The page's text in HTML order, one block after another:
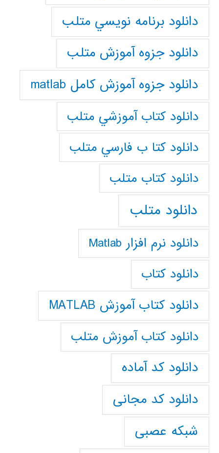
دانلود برنامه نويسي متلب
دانلود جزوه آموزش متلب
دانلود جزوه آموزش کامل matlab
دانلود كتاب آموزشي متلب
دانلود كتا ب فارسي متلب
دانلود كتاب متلب
دانلود متلب
دانلود نرم افزار Matlab
دانلود کتاب
دانلود کتاب آموزش MATLAB
دانلود کتاب آموزش متلب
دانلود کد آماده
دانلود کد مجانی
شبکه عصبی